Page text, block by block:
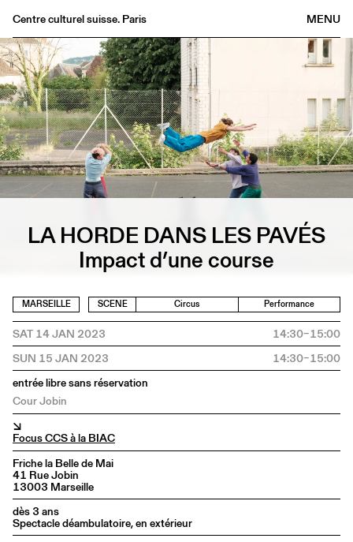
MENU
Centre culturel suisse. Paris
Agenda
Bookshop
Buvette
Archives
Medias
Publications
About
/ EN
LA HORDE DANS LES PAVÉS
Impact d’une course
MARSEILLE SCENE Circus Performance
SAT 14 JAN 2023
14:30–15:00
SUN 15 JAN 2023
14:30–15:00
entrée libre sans réservation
Cour Jobin
↘
Focus CCS à la BIAC
Friche la Belle de Mai
41 Rue Jobin
13003 Marseille
dès 3 ans
Spectacle déambulatoire, en extérieur